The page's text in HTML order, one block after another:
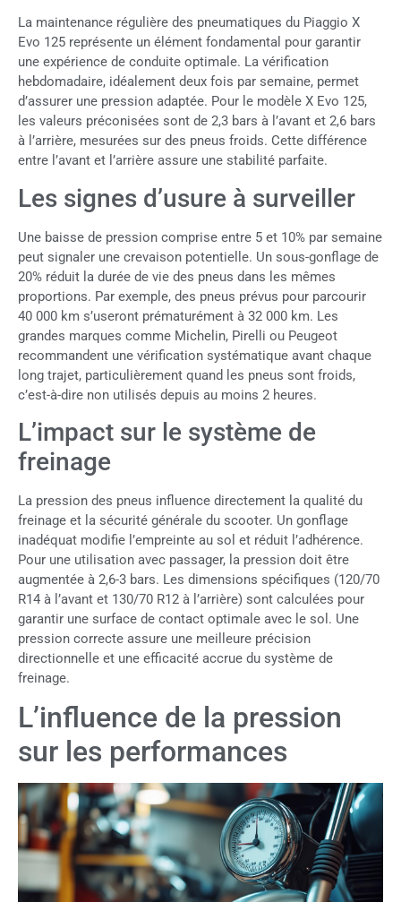
La maintenance régulière des pneumatiques du Piaggio X
Evo 125 représente un élément fondamental pour garantir
une expérience de conduite optimale. La vérification
hebdomadaire, idéalement deux fois par semaine, permet
d’assurer une pression adaptée. Pour le modèle X Evo 125,
les valeurs préconisées sont de 2,3 bars à l’avant et 2,6 bars
à l’arrière, mesurées sur des pneus froids. Cette différence
entre l’avant et l’arrière assure une stabilité parfaite.
Les signes d’usure à surveiller
Une baisse de pression comprise entre 5 et 10% par semaine
peut signaler une crevaison potentielle. Un sous-gonflage de
20% réduit la durée de vie des pneus dans les mêmes
proportions. Par exemple, des pneus prévus pour parcourir
40 000 km s’useront prématurément à 32 000 km. Les
grandes marques comme Michelin, Pirelli ou Peugeot
recommandent une vérification systématique avant chaque
long trajet, particulièrement quand les pneus sont froids,
c’est-à-dire non utilisés depuis au moins 2 heures.
L’impact sur le système de
freinage
La pression des pneus influence directement la qualité du
freinage et la sécurité générale du scooter. Un gonflage
inadéquat modifie l’empreinte au sol et réduit l’adhérence.
Pour une utilisation avec passager, la pression doit être
augmentée à 2,6-3 bars. Les dimensions spécifiques (120/70
R14 à l’avant et 130/70 R12 à l’arrière) sont calculées pour
garantir une surface de contact optimale avec le sol. Une
pression correcte assure une meilleure précision
directionnelle et une efficacité accrue du système de
freinage.
L’influence de la pression
sur les performances